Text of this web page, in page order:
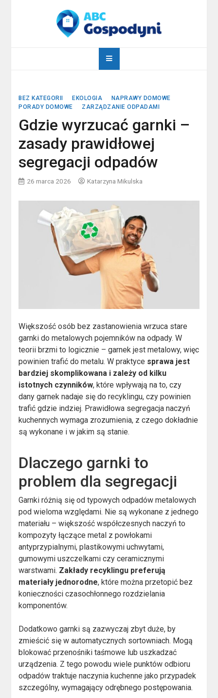
abcgospodyni.pl
BEZ KATEGORII EKOLOGIA
NAPRAWY DOMOWE
PORADY DOMOWE
ZARZĄDZANIE ODPADAMI
Gdzie wyrzucać garnki –
zasady prawidłowej
segregacji odpadów
26 marca 2026 Katarzyna Mikulska
Większość osób bez zastanowienia wrzuca stare
garnki do metalowych pojemników na odpady. W
teorii brzmi to logicznie – garnek jest metalowy, więc
powinien trafić do metalu. W praktyce sprawa jest
bardziej skomplikowana i zależy od kilku
istotnych czynników, które wpływają na to, czy
dany garnek nadaje się do recyklingu, czy powinien
trafić gdzie indziej. Prawidłowa segregacja naczyń
kuchennych wymaga zrozumienia, z czego dokładnie
są wykonane i w jakim są stanie.
Dlaczego garnki to
problem dla segregacji
Garnki różnią się od typowych odpadów metalowych
pod wieloma względami. Nie są wykonane z jednego
materiału – większość współczesnych naczyń to
kompozyty łączące metal z powłokami
antyprzypialnymi, plastikowymi uchwytami,
gumowymi uszczelkami czy ceramicznymi
warstwami. Zakłady recyklingu preferują
materiały jednorodne, które można przetopić bez
konieczności czasochłonnego rozdzielania
komponentów.
Dodatkowo garnki są zazwyczaj zbyt duże, by
zmieścić się w automatycznych sortowniach. Mogą
blokować przenośniki taśmowe lub uszkadzać
urządzenia. Z tego powodu wiele punktów odbioru
odpadów traktuje naczynia kuchenne jako przypadek
szczególny, wymagający odrębnego postępowania.